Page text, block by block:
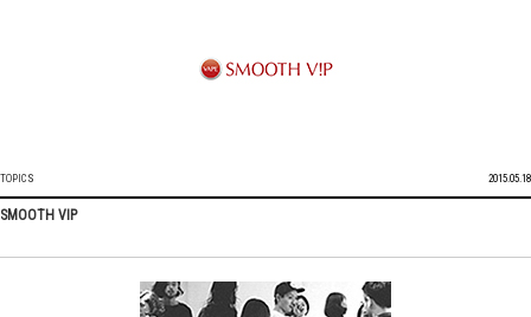
TOPICS 2015.05.18
SMOOTH VIP